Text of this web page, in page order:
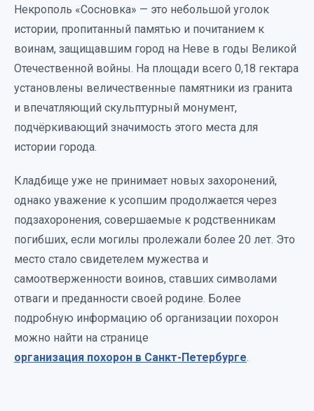
Некрополь «Сосновка» — это небольшой уголок
истории, пропитанный памятью и почитанием к
воинам, защищавшим город на Неве в годы Великой
Отечественной войны. На площади всего 0,18 гектара
установлены величественные памятники из гранита
и впечатляющий скульптурный монумент,
подчёркивающий значимость этого места для
истории города.
Кладбище уже не принимает новых захоронений,
однако уважение к усопшим продолжается через
подзахоронения, совершаемые к родственникам
погибших, если могилы пролежали более 20 лет. Это
место стало свидетелем мужества и
самоотверженности воинов, ставших символами
отваги и преданности своей родине. Более
подробную информацию об организации похорон
можно найти на странице
организация похорон в Санкт-Петербурге.